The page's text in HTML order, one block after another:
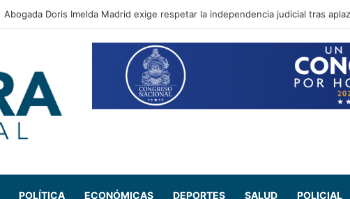
Alerta roja en el municipio de La Libertad por severas pérdidas en la agricultura
POLÍTICA ECONÓMICAS DEPORTES SALUD POLICIAL